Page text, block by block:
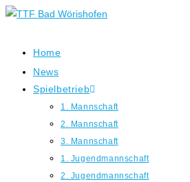
Zum
springenHome
News
Spielbetrieb
1. Mannschaft
2. Mannschaft
3. Mannschaft
1. Jugendmannschaft
2. Jugendmannschaft